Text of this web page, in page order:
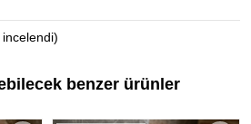
incelendi)
benzer ürünler